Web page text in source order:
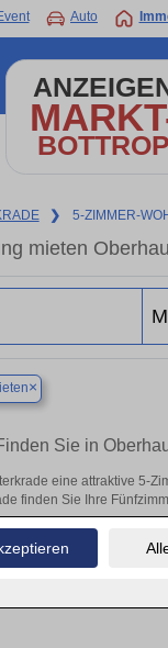
Auto
BOTTROP
❯ 5-ZIMMER-
mieten
×
Sie in
eine attraktive 5-
finden Sie Ihre
Objekte